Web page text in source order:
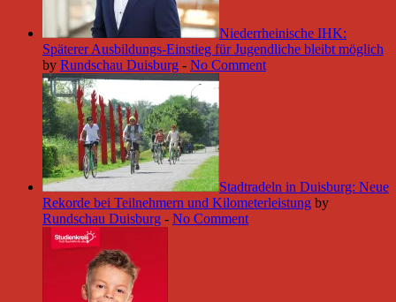
Niederrheinische IHK:
Späterer Ausbildungs-Einstieg für Jugendliche bleibt möglich
by Rundschau Duisburg - No Comment
Stadtradeln in Duisburg: Neue
Rekorde bei Teilnehmern und Kilometerleistung by
Rundschau Duisburg - No Comment